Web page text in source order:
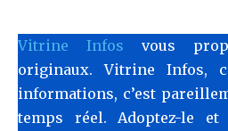
Vitrine Infos vous
originaux. Vitrine Infos,
informations, c’est
temps réel. Adoptez-le et